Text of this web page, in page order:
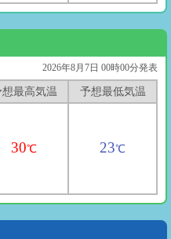
2026年8月7日 00時00分発表
想最高気温 予想最低気温
30℃ 23℃